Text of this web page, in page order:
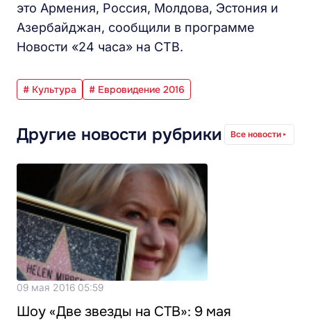
это Армения, Россия, Молдова, Эстония и
Азербайджан, сообщили в программе
Новости «24 часа» на СТВ.
# Культура # Евровидение 2016
Другие новости рубрики Все новости
09 мая 2016 05:59
Шоу «Две звезды на СТВ»: 9 мая